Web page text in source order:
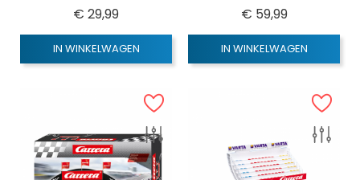
€ 29,99Prijs
IN WINKELWAGEN
€ 59,99Prijs
IN WINKELWAGEN